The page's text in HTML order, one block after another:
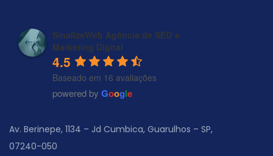
SinalizeWeb Agência de SEO e
Marketing Digital
4.5
Baseado em 16 avaliações
powered by Google
Av. Berinepe, 1134 – Jd Cumbica, Guarulhos – SP,
07240-050